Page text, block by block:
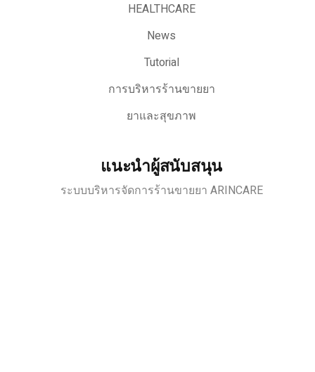
HEALTHCARE
News
Tutorial
การบริหารร้านขายยา
ยาและสุขภาพ
แนะนำผู้สนับสนุน
ระบบบริหารจัดการร้านขายยา ARINCARE